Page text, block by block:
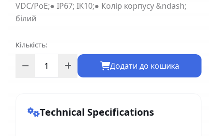
VDC/PoE;● IP67; IK10;● Колір корпусу &ndash;
білий
Кількість:
Додати до кошика
Technical Specifications